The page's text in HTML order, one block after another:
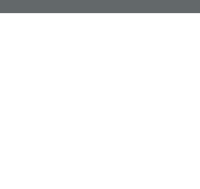
64,4811
%0.38